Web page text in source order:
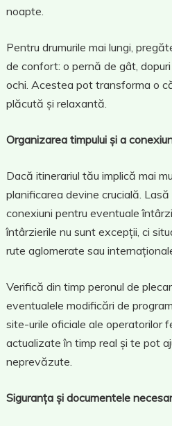
noapte.
Pentru drumurile mai lungi,
de confort: o pernă de gât,
ochi. Acestea pot transforma o
plăcută și relaxantă.
Organizarea timpului și a
Dacă itinerariul tău implică mai
planificarea devine crucială.
conexiuni pentru eventuale
întârzierile nu sunt excepții, ci
rute aglomerate sau
Verifică din timp peronul de
eventualele modificări de
site-urile oficiale ale operatorilor
actualizate în timp real și te pot
neprevăzute.
Siguranța și documentele